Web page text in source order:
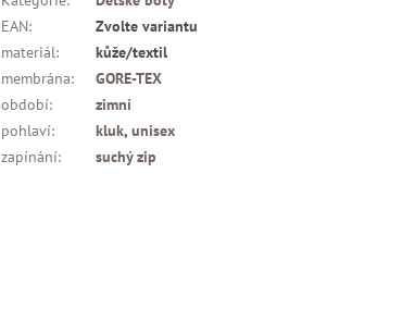
EAN:
Zvolte variantu
materiál:
kůže/textil
membrána:
GORE-TEX
období:
zimní
pohlaví: kluk,unisex
zapínání: suchý zip